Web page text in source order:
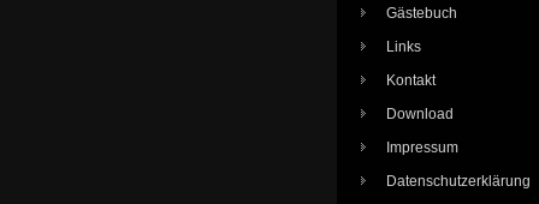
Gästebuch
Links
Kontakt
Download
Impressum
Datenschutzerklärung